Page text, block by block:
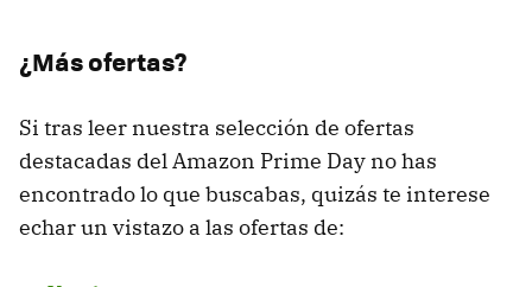
¿Más ofertas?
Si tras leer nuestra selección de ofertas
destacadas del Amazon Prime Day no has
encontrado lo que buscabas, quizás te interese
echar un vistazo a las ofertas de: